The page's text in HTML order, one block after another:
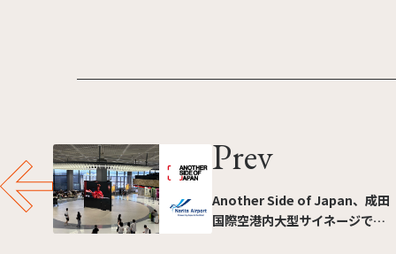
Prev
Another Side of Japan、成田
国際空港内大型サイネージで放